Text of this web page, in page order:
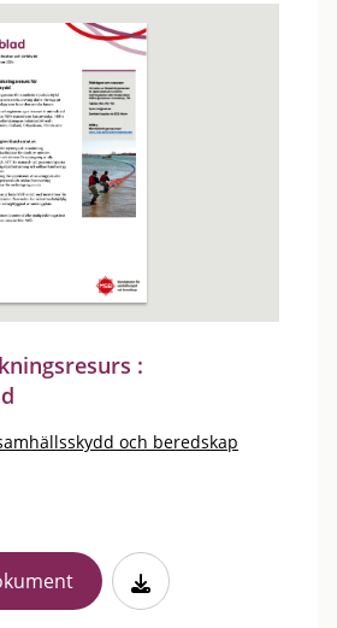
:
och beredskap